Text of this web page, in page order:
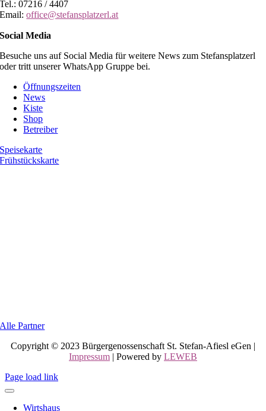
Tel.: 07216 / 4407
Email:office@stefansplatzerl.at
Social Media
Besuche uns auf Social Media für weitere News zum Stefansplatzerl
oder tritt unserer WhatsApp Gruppe bei.
Öffnungszeiten
News
Kiste
Shop
Betreiber
Speisekarte
Frühstückskarte
Alle Partner
Copyright © 2023 Bürgergenossenschaft St. Stefan-Afiesl eGen |
Impressum | Powered by LEWEB
Page load link
Wirtshaus